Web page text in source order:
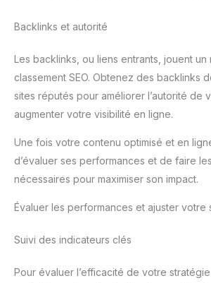
Backlinks et autorité
Les backlinks, ou liens entrants, jouent
classement SEO. Obtenez des backlinks
sites réputés pour améliorer l’autorité de
augmenter votre visibilité en ligne.
Une fois votre contenu optimisé et en
d’évaluer ses performances et de faire
nécessaires pour maximiser son impact.
Évaluer les performances et ajuster votre
Suivi des indicateurs clés
Pour évaluer l’efficacité de votre